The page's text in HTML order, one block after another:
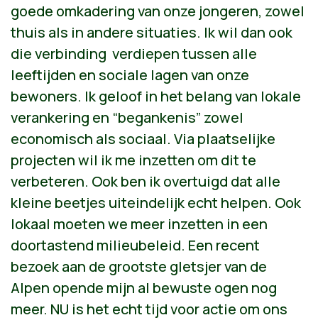
goede omkadering van onze jongeren, zowel
thuis als in andere situaties. Ik wil dan ook
die verbinding verdiepen tussen alle
leeftijden en sociale lagen van onze
bewoners. Ik geloof in het belang van lokale
verankering en “begankenis” zowel
economisch als sociaal. Via plaatselijke
projecten wil ik me inzetten om dit te
verbeteren. Ook ben ik overtuigd dat alle
kleine beetjes uiteindelijk echt helpen. Ook
lokaal moeten we meer inzetten in een
doortastend milieubeleid. Een recent
bezoek aan de grootste gletsjer van de
Alpen opende mijn al bewuste ogen nog
meer. NU is het echt tijd voor actie om ons